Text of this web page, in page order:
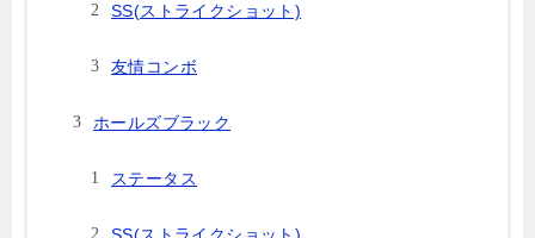
SS(ストライクショット)
友情コンボ
ホールズブラック
ステータス